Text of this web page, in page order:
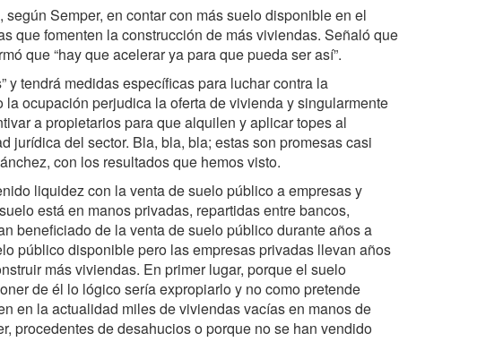
según Semper, en contar con más suelo disponible en el
que fomenten la construcción de más viviendas. Señaló que
que “hay que acelerar ya para que pueda ser así”.
y tendrá medidas específicas para luchar contra la
ocupación perjudica la oferta de vivienda y singularmente
a propietarios para que alquilen y aplicar topes al
jurídica del sector. Bla, bla, bla; estas son promesas casi
con los resultados que hemos visto.
liquidez con la venta de suelo público a empresas y
está en manos privadas, repartidas entre bancos,
beneficiado de la venta de suelo público durante años a
público disponible pero las empresas privadas llevan años
más viviendas. En primer lugar, porque el suelo
de él lo lógico sería expropiarlo y no como pretende
en la actualidad miles de viviendas vacías en manos de
procedentes de desahucios o porque no se han vendido